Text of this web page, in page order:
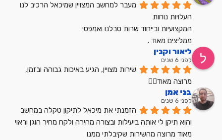
מעבר למחשב המצויין שמיכאל הרכיב לנו
העלויות נוחות
המקצועיות ובייחוד שרות סבלנו ואמפטי
ממליצים מאוד .
ליאור וקנין
לפני 6 שנים
מרוצה מאוד👍🏼
בני אמן
לפני 6 שנים
מאוד מרוצה מהשירות שקיבלתי ממנו